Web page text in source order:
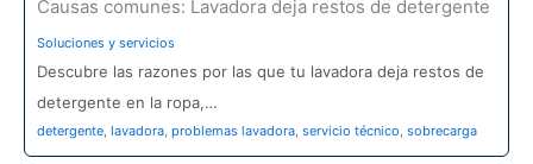
Causas comunes: Lavadora deja restos de detergente
Soluciones y servicios
Descubre las razones por las que tu lavadora deja restos de
detergente en la ropa,…
detergente lavadora problemas lavadora servicio técnico sobrecarga